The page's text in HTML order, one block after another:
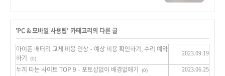
'PC & 모바일 사용팁' 카테고리의 다른 글
아이폰 배터리 교체 비용 인상 - 예상 비용 확인하기, 수리 예약
하기
(0)
2023.09.19
누끼 따는 사이트 TOP 9 - 포토샵없이 배경없애기 (0) 2023.06.25